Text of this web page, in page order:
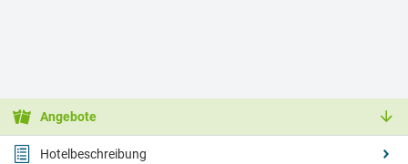
Angebote
Hotelbeschreibung